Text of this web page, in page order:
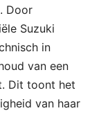
Door
Suzuki
in
van een
Dit toont het
van haar